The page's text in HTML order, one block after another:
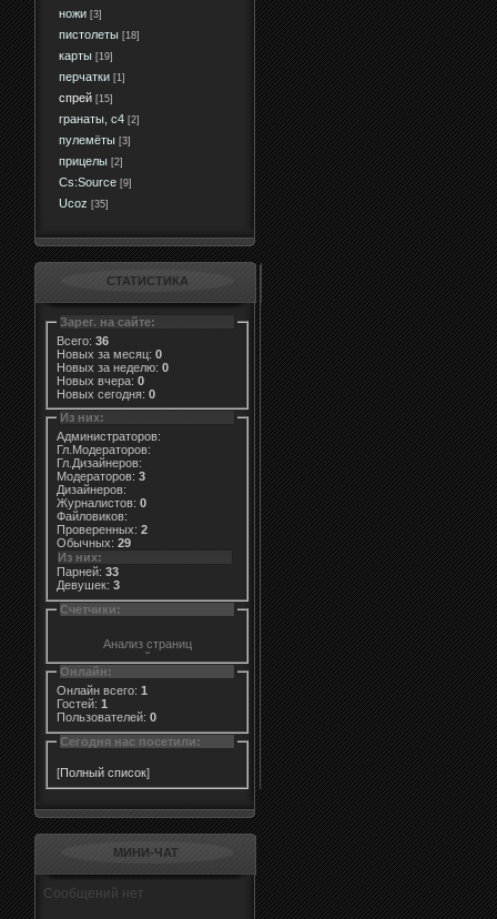
ножи [3]
пистолеты [18]
карты [19]
перчатки [1]
спрей [15]
гранаты, c4 [2]
пулемёты [3]
прицелы [2]
Сs:Source [9]
Ucoz [35]
СТАТИСТИКА
Зарег. на сайте:
Всего: 36
Новых за месяц: 0
Новых за неделю: 0
Новых вчера: 0
Новых сегодня: 0
Из них:
Администраторов:
Гл.Модераторов:
Гл.Дизайнеров:
Модераторов: 3
Дизайнеров:
Журналистов: 0
Файловиков:
Проверенных: 2
Обычных: 29
Из них:
Парней: 33
Девушек: 3
Счетчики:
Онлайн:
Онлайн всего: 1
Гостей: 1
Пользователей: 0
Сегодня нас посетили:
[Полный список]
МИНИ-ЧАТ